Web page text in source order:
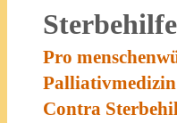
Pro
Contra